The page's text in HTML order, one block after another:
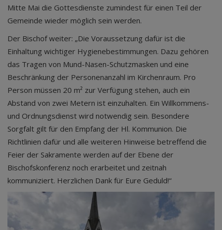
Mitte Mai die Gottesdienste zumindest für einen Teil der
Gemeinde wieder möglich sein werden.
Der Bischof weiter: „Die Voraussetzung dafür ist die
Einhaltung wichtiger Hygienebestimmungen. Dazu gehören
das Tragen von Mund-Nasen-Schutzmasken und eine
Beschränkung der Personenanzahl im Kirchenraum. Pro
Person müssen 20 m² zur Verfügung stehen, auch ein
Abstand von zwei Metern ist einzuhalten. Ein Willkommens-
und Ordnungsdienst wird notwendig sein. Besondere
Sorgfalt gilt für den Empfang der Hl. Kommunion. Die
Richtlinien dafür und alle weiteren Hinweise betreffend die
Feier der Sakramente werden auf der Ebene der
Bischofskonferenz noch erarbeitet und zeitnah
kommuniziert. Herzlichen Dank für Eure Geduld!“